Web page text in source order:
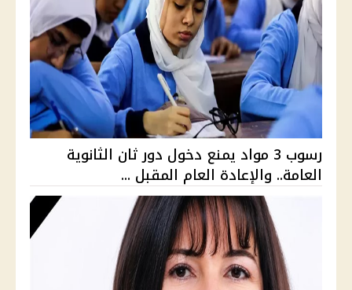
رسوب 3 مواد يمنع دخول دور ثان الثانوية
العامة.. والإعادة العام المقبل ...